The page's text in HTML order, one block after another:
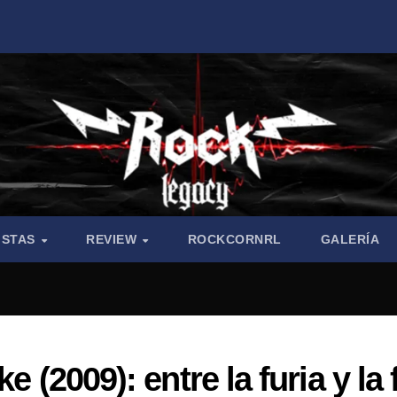
REVIEW ROCKCORNRL GALERÍA
(2009): entre la furia y la